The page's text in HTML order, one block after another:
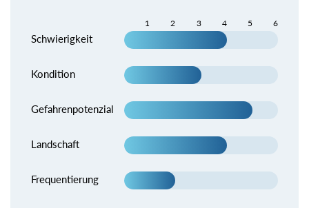
1 2 3 4 5 6
Schwierigkeit
Kondition
Gefahrenpotenzial
Landschaft
Frequentierung